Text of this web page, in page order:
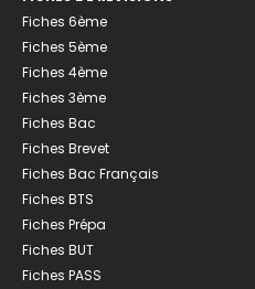
Fiches 6ème
Fiches 5ème
Fiches 4ème
Fiches 3ème
Fiches Bac
Fiches Brevet
Fiches Bac Français
Fiches BTS
Fiches Prépa
Fiches BUT
Fiches PASS